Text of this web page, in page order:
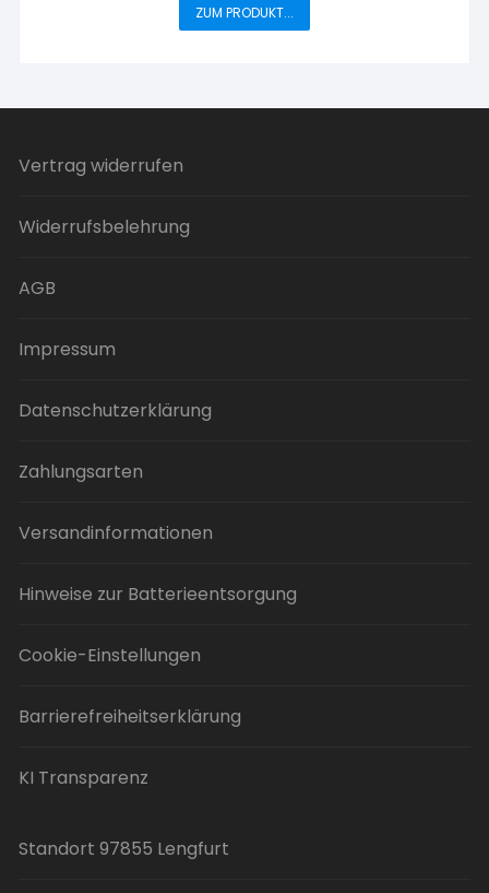
ZUM PRODUKT...
Dieses
mehrere
Vertrag widerrufen
Widerrufsbelehrung
AGB
Impressum
Datenschutzerklärung
Zahlungsarten
Versandinformationen
Hinweise zur Batterieentsorgung
Cookie-Einstellungen
Barrierefreiheitserklärung
KI Transparenz
Standort 97855 Lengfurt